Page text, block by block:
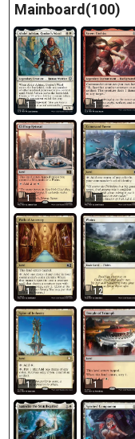
Mainboard(100)
1 1
1 1
1 12
1 1